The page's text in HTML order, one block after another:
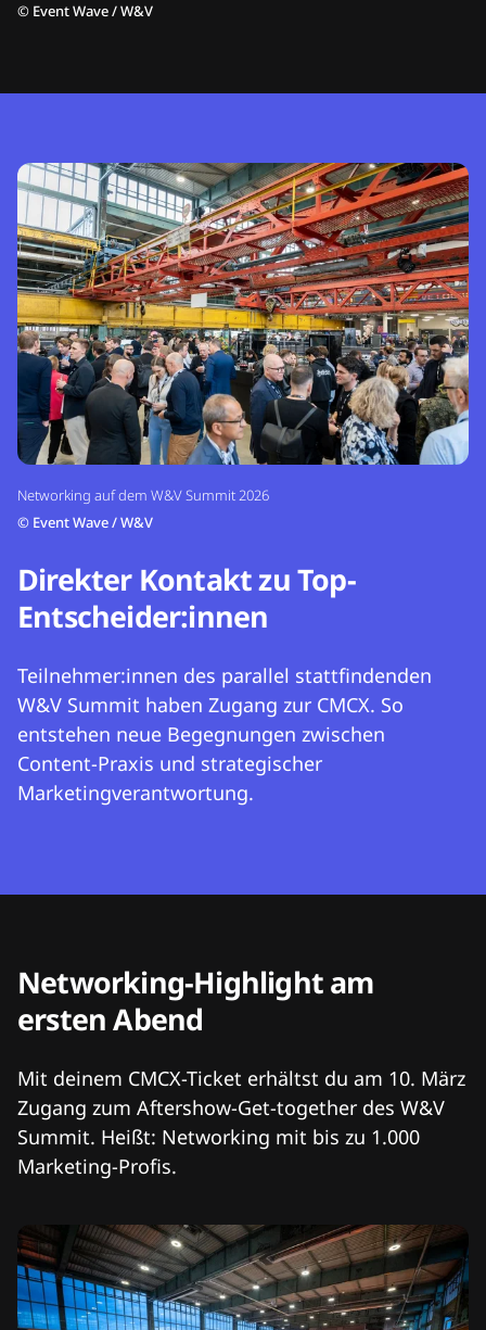
© Event Wave / W&V
Networking auf dem W&V Summit 2026
© Event Wave / W&V
Direkter Kontakt zu Top-
Entscheider:innen
Teilnehmer:innen des parallel stattfindenden
W&V Summit haben Zugang zur CMCX. So
entstehen neue Begegnungen zwischen
Content-Praxis und strategischer
Marketingverantwortung.
Networking-Highlight am
ersten Abend
Mit deinem CMCX-Ticket erhältst du am 10. März
Zugang zum Aftershow-Get-together des W&V
Summit. Heißt: Networking mit bis zu 1.000
Marketing-Profis.